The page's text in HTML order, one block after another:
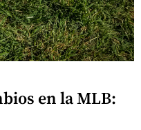
en la MLB: